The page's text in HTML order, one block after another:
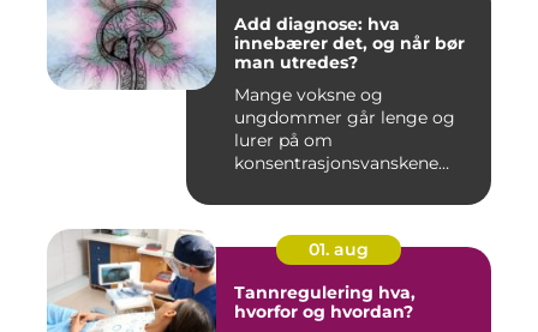
Add diagnose: hva
innebærer det, og når bør
man utredes?
Mange voksne og
ungdommer går lenge og
lurer på om
konsentrasjonsvanskene
01. aug
Tannregulering hva,
hvorfor og hvordan?